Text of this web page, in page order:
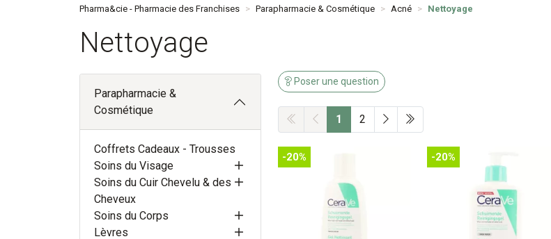
Pharma&cie - Pharmacie des Franchises Parapharmacie & Cosmétique Acné Nettoyage
Nettoyage
Poser une question
1 2
-20% -20%
Parapharmacie &
Cosmétique
Coffrets Cadeaux - Trousses
Soins du Visage
Soins du Cuir Chevelu & des
Cheveux
Soins du Corps
Lèvres